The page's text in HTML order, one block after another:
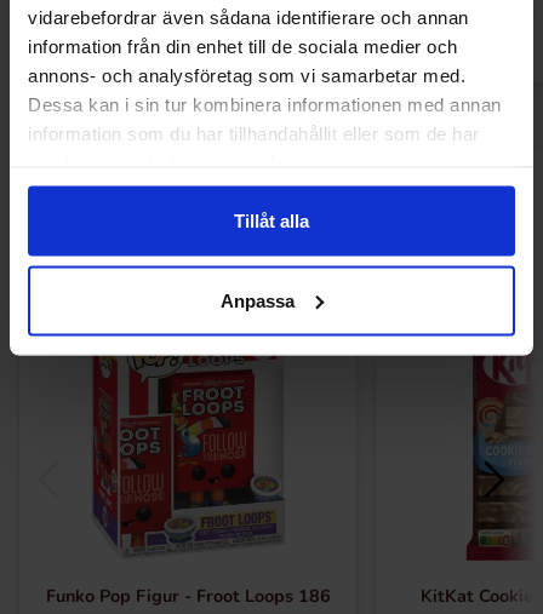
vidarebefordrar även sådana identifierare och annan
information från din enhet till de sociala medier och
annons- och analysföretag som vi samarbetar med.
Dessa kan i sin tur kombinera informationen med annan
information som du har tillhandahållit eller som de har
Tillåt alla
Anpassa
Andre kunne lide
Funko Pop Figur - Froot Loops 186 KitKat Cookie